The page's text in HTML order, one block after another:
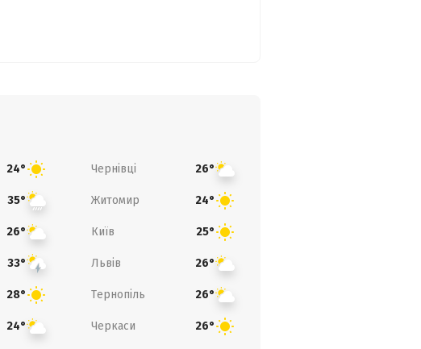
24° Чернівці 26°
35° Житомир 24°
26° Київ 25°
33° Львів 26°
28° Тернопіль 26°
24° Черкаси 26°